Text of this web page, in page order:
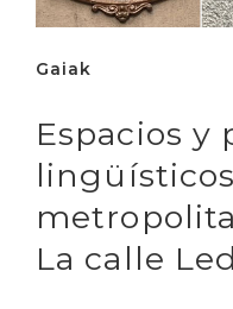
Gaiak
Espacios y
La calle